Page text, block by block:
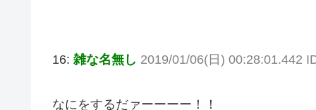
16: 雑な名無し 2019/01/06(日) 00:28:01.442
なにをするだァーーーー！！